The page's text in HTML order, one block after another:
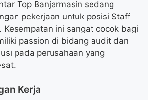
Top Banjarmasin sedang
pekerjaan untuk posisi Staff
Kesempatan ini sangat cocok bagi
passion di bidang audit dan
pada perusahaan yang
Kerja